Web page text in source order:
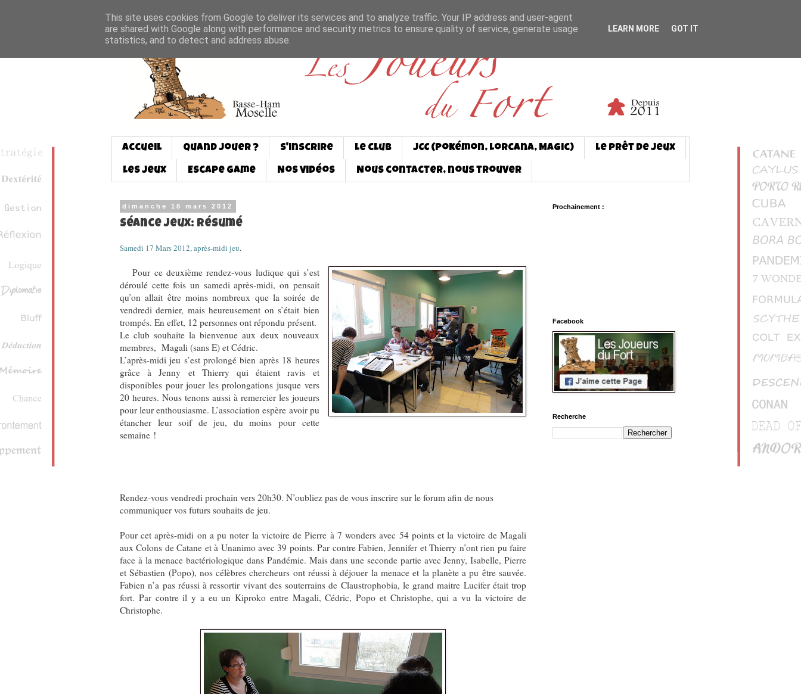
Accueil Quand jouer ? S'inscrire Le club JCC (Pokémon, Lorcana, Magic) Le prêt de jeux
Les jeux Escape game Nos vidéos Nous contacter, nous trouver
dimanche 18 mars 2012
Séance jeux: résumé
Samedi 17 Mars 2012, après-midi jeu.
Pour ce deuxième rendez-vous ludique qui s’est
déroulé cette fois un samedi après-midi, on pensait
qu’on allait être moins nombreux que la soirée de
vendredi dernier, mais heureusement on s’était bien
trompés. En effet, 12 personnes ont répondu présent.
Le club souhaite la bienvenue aux deux nouveaux
membres, Magali (sans E) et Cédric.
L’après-midi jeu s’est prolongé bien après 18 heures
grâce à Jenny et Thierry qui étaient ravis et
disponibles pour jouer les prolongations jusque vers
20 heures. Nous tenons aussi à remercier les joueurs
pour leur enthousiasme. L’association espère avoir pu
étancher leur soif de jeu, du moins pour cette
semaine !
Rendez-vous vendredi prochain vers 20h30. N’oubliez pas de vous inscrire sur le forum afin de nous
communiquer vos futurs souhaits de jeu.
Pour cet après-midi on a pu noter la victoire de Pierre à 7 wonders avec 54 points et la victoire de Magali
aux Colons de Catane et à Unanimo avec 39 points. Par contre Fabien, Jennifer et Thierry n’ont rien pu faire
face à la menace bactériologique dans Pandémie. Mais dans une seconde partie avec Jenny, Isabelle, Pierre
et Sébastien (Popo), nos célèbres chercheurs ont réussi à déjouer la menace et la planète a pu être sauvée.
Fabien n’a pas réussi à ressortir vivant des souterrains de Claustrophobia, le grand maitre Lucifer était trop
fort. Par contre il y a eu un Kiproko entre Magali, Cédric, Popo et Christophe, qui a vu la victoire de
Christophe.
Prochainement :
Facebook
Recherche
This site uses cookies from Google to deliver its services and to analyze traffic. Your IP address and user-agent
are shared with Google along with performance and security metrics to ensure quality of service, generate usage
statistics, and to detect and address abuse.
LEARN MORE GOT IT